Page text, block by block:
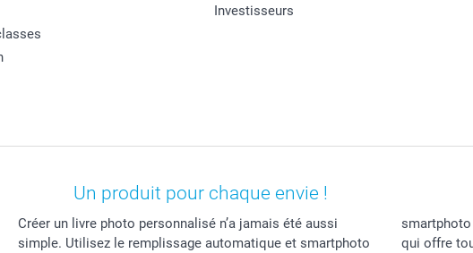
Investisseurs
Un produit pour chaque envie !
Créer un livre photo personnalisé n’a jamais été aussi
simple. Utilisez le remplissage automatique et smartphoto
qui offre